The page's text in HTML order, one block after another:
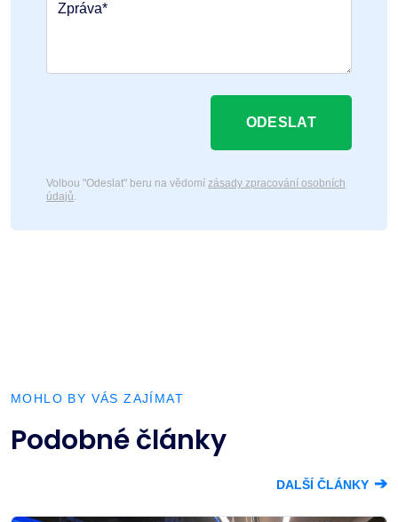
Zpráva*
ODESLAT
Volbou "Odeslat" beru na vědomí zásady zpracování osobních
údajů.
MOHLO BY VÁS ZAJÍMAT
Podobné články
DALŠÍ ČLÁNKY ➔